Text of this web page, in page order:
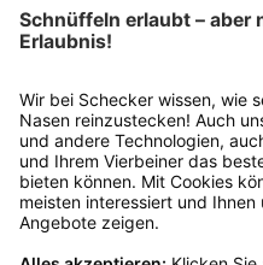
Bitte fülle das
findest du online.
Rücksendeetikett auf
dir in deinem
Gast bestellt, schreibe
verkauf@schecker.de
Servicezeiten an, dann